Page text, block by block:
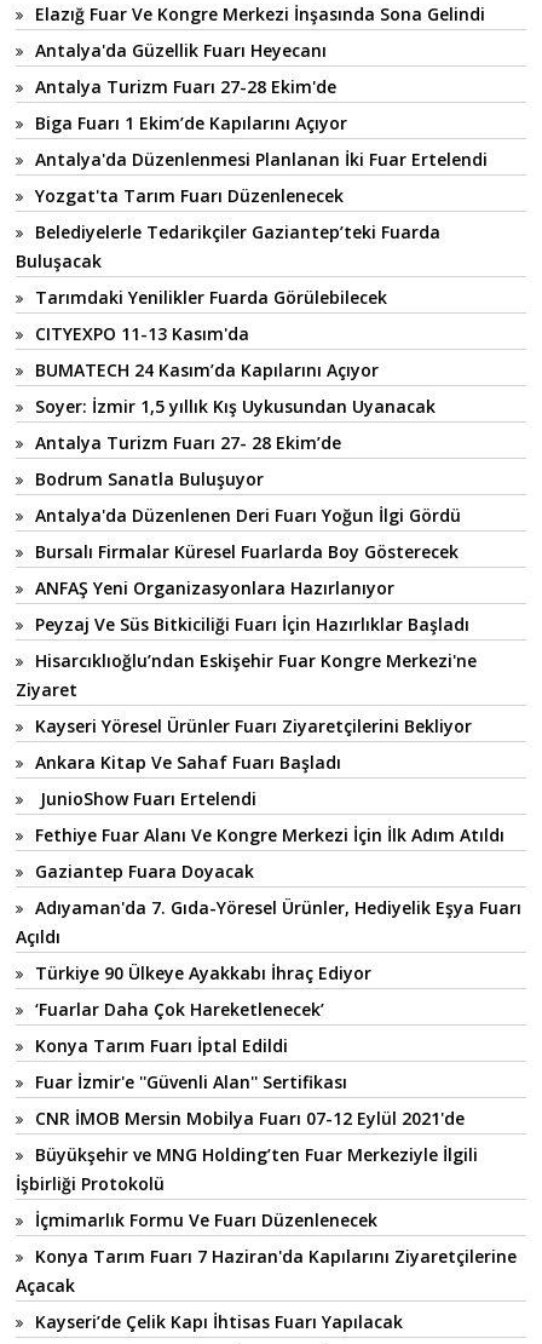
Elazığ Fuar Ve Kongre Merkezi İnşasında Sona Gelindi
Antalya'da Güzellik Fuarı Heyecanı
Antalya Turizm Fuarı 27-28 Ekim'de
Biga Fuarı 1 Ekim’de Kapılarını Açıyor
Antalya'da Düzenlenmesi Planlanan İki Fuar Ertelendi
Yozgat'ta Tarım Fuarı Düzenlenecek
Belediyelerle Tedarikçiler Gaziantep’teki Fuarda
Buluşacak
Tarımdaki Yenilikler Fuarda Görülebilecek
CITYEXPO 11-13 Kasım'da
BUMATECH 24 Kasım’da Kapılarını Açıyor
Soyer: İzmir 1,5 yıllık Kış Uykusundan Uyanacak
Antalya Turizm Fuarı 27- 28 Ekim’de
Bodrum Sanatla Buluşuyor
Antalya'da Düzenlenen Deri Fuarı Yoğun İlgi Gördü
Bursalı Firmalar Küresel Fuarlarda Boy Gösterecek
ANFAŞ Yeni Organizasyonlara Hazırlanıyor
Peyzaj Ve Süs Bitkiciliği Fuarı İçin Hazırlıklar Başladı
Hisarcıklıoğlu’ndan Eskişehir Fuar Kongre Merkezi'ne
Ziyaret
Kayseri Yöresel Ürünler Fuarı Ziyaretçilerini Bekliyor
Ankara Kitap Ve Sahaf Fuarı Başladı
JunioShow Fuarı Ertelendi
Fethiye Fuar Alanı Ve Kongre Merkezi İçin İlk Adım Atıldı
Gaziantep Fuara Doyacak
Adıyaman'da 7. Gıda-Yöresel Ürünler, Hediyelik Eşya Fuarı
Açıldı
Türkiye 90 Ülkeye Ayakkabı İhraç Ediyor
‘Fuarlar Daha Çok Hareketlenecek’
Konya Tarım Fuarı İptal Edildi
Fuar İzmir'e ''Güvenli Alan'' Sertifikası
CNR İMOB Mersin Mobilya Fuarı 07-12 Eylül 2021'de
Büyükşehir ve MNG Holding’ten Fuar Merkeziyle İlgili
İşbirliği Protokolü
İçmimarlık Formu Ve Fuarı Düzenlenecek
Konya Tarım Fuarı 7 Haziran'da Kapılarını Ziyaretçilerine
Açacak
Kayseri’de Çelik Kapı İhtisas Fuarı Yapılacak